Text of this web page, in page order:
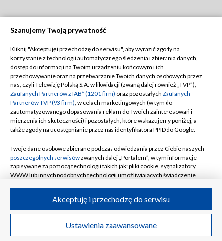
TVP
Abonament TVP
Emisja w TVP
Centrum informacji TVP
Naziemna Telewizja Cyfrowa
Rada Programowa
System NOS
Informacje o nadawcy
Program dla prasy
Ogłoszenie przetargowe
Regulamin TVP
Polityka prywatności
Moje zgody
Pomoc
Kontakt
Kanały
©2026 Telewizja Polska S.A. w likwidacji
Szanujemy Twoją prywatność
Kliknij "Akceptuję i przechodzę do serwisu", aby wyrazić zgody na
korzystanie z technologii automatycznego śledzenia i zbierania danych,
dostęp do informacji na Twoim urządzeniu końcowym i ich
przechowywanie oraz na przetwarzanie Twoich danych osobowych przez
nas, czyli Telewizję Polską S.A. w likwidacji (zwaną dalej również „TVP”),
Zaufanych Partnerów z IAB* (1201 firm) oraz pozostałych Zaufanych
Partnerów TVP (93 firm), w celach marketingowych (w tym do
zautomatyzowanego dopasowania reklam do Twoich zainteresowań i
mierzenia ich skuteczności) i pozostałych, które wskazujemy poniżej, a
także zgody na udostępnianie przez nas identyfikatora PPID do Google.
Twoje dane osobowe zbierane podczas odwiedzania przez Ciebie naszych
poszczególnych serwisówzwanych dalej „Portalem”, w tym informacje
zapisywane za pomocą technologii takich jak: pliki cookie, sygnalizatory
WWW lub innych podobnych technologii umożliwiających świadczenie
ruchu w Internecie.
Twoje dane osobowe zbierane podczas odwiedzania przez Ciebie
poszczególnych serwisówna Portalu, takie jak adresy IP, identyfikatory
Ustawienia zaawansowane
Akceptuję i przechodzę do serwisu